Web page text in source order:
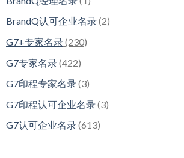
BrandQ认可企业名录(2)
G7+专家名录(230)
G7专家名录(422)
G7印程专家名录(3)
G7印程认可企业名录(3)
G7认可企业名录(613)